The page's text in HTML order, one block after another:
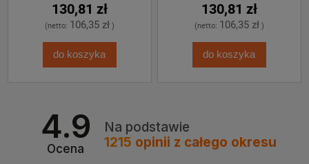
130,81 zł
(netto: 106,35 zł)
do koszyka
130,81 zł
(netto: 106,35 zł)
do koszyka
4.9
Ocena
Na podstawie
1215 opinii z całego okresu